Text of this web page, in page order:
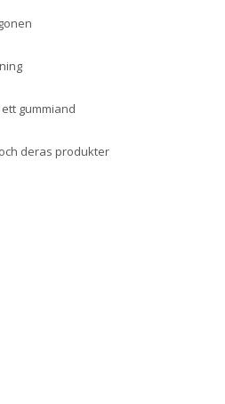
gummiand
deras produkter